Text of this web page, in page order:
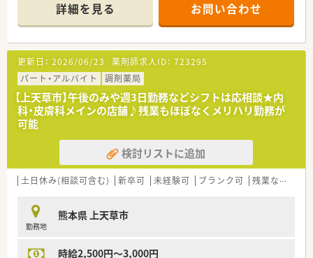
【店舗情報と応需状況について】
■店舗は三角駅から車で12分の距離にあり、近隣の医療機関よ
り主に皮膚科と内科の処方箋を応需しております。
■1日あたりの処方箋応需枚数は約120枚となっており、地域の
方々に寄り添った調剤サービスを提供しています。
■人員体制は常勤薬剤師2名と契約社員薬剤師2名の合計4名体
制で、協力しながら日々の業務に対応しています。
【法人特徴について】
非常に安定した経営基盤を備えている法人です。
■熊本県や福岡県を中心に計8店舗を展開するグループ薬局であ
り、今後もさらなる店舗展開を予定しております。
■従業員の働きやすさを第一に考慮しながら成長を続けており、
【こんな取り組みをしています】
■個人宅への在宅調剤訪問を積極的に実施しており、地域の在宅
詳細を見る お問い合わせ
更新日： 2026/06/23 薬剤師求人ID： 723295
パート・アルバイト
調剤薬局
【上天草市】午後のみや週3日勤務などシフトは応相談★内
科・皮膚科メインの店舗♪残業もほぼなくメリハリ勤務が
可能
検討リストに追加
土日休み(相談可含む) 新卒可 未経験可 ブランク可 残業なし(ほぼなし含む)
勤務地
熊本県 上天草市
時給2,500円～3,000円